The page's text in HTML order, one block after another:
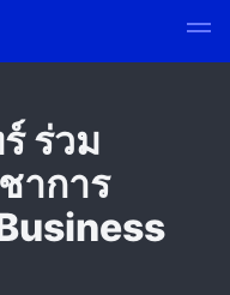
ร่วม
าการ